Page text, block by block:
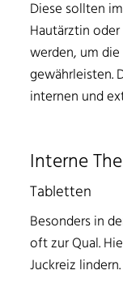
Diese sollten
Hautärztin
werden, um
gewährleisten.
internen und
Interne
Tabletten
Besonders in
oft zur Qual.
Juckreiz lindern.